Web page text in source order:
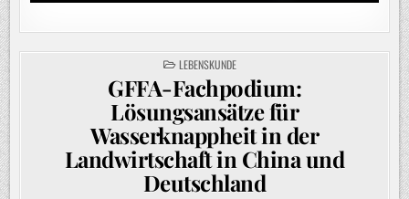
POSTED
IN
LEBENSKUNDE
GFFA-Fachpodium:
Lösungsansätze für
Wasserknappheit in der
Landwirtschaft in China und
Deutschland